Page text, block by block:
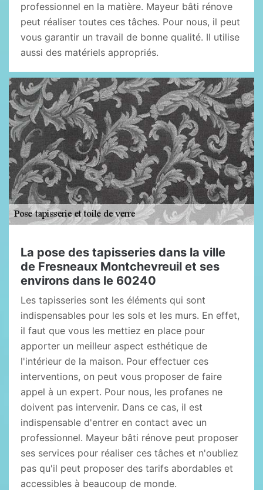
professionnel en la matière. Mayeur bâti rénove
peut réaliser toutes ces tâches. Pour nous, il peut
vous garantir un travail de bonne qualité. Il utilise
aussi des matériels appropriés.
La pose des tapisseries dans la ville
de Fresneaux Montchevreuil et ses
environs dans le 60240
Les tapisseries sont les éléments qui sont
indispensables pour les sols et les murs. En effet,
il faut que vous les mettiez en place pour
apporter un meilleur aspect esthétique de
l'intérieur de la maison. Pour effectuer ces
interventions, on peut vous proposer de faire
appel à un expert. Pour nous, les profanes ne
doivent pas intervenir. Dans ce cas, il est
indispensable d'entrer en contact avec un
professionnel. Mayeur bâti rénove peut proposer
ses services pour réaliser ces tâches et n'oubliez
pas qu'il peut proposer des tarifs abordables et
accessibles à beaucoup de monde.